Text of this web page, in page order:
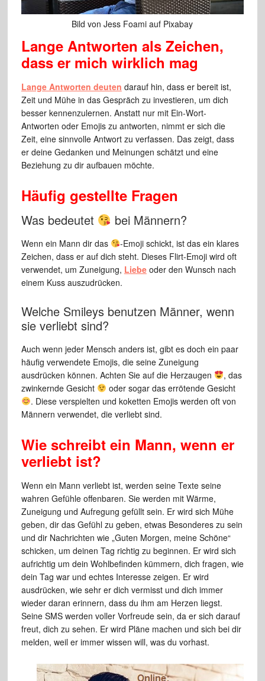
Bild von Jess Foami auf Pixabay
Lange Antworten als Zeichen,
dass er mich wirklich mag
Lange Antworten deuten darauf hin, dass er bereit ist,
Zeit und Mühe in das Gespräch zu investieren, um dich
besser kennenzulernen. Anstatt nur mit Ein-Wort-
Antworten oder Emojis zu antworten, nimmt er sich die
Zeit, eine sinnvolle Antwort zu verfassen. Das zeigt, dass
er deine Gedanken und Meinungen schätzt und eine
Beziehung zu dir aufbauen möchte.
Häufig gestellte Fragen
Was bedeutet bei Männern?
Wenn ein Mann dir das
-Emoji schickt, ist das ein klares
Zeichen, dass er auf dich steht. Dieses Flirt-Emoji wird oft
verwendet, um Zuneigung, Liebeoder den Wunsch nach
einem Kuss auszudrücken.
Welche Smileys benutzen Männer, wenn
sie verliebt sind?
Auch wenn jeder Mensch anders ist, gibt es doch ein paar
häufig verwendete Emojis, die seine Zuneigung
ausdrücken können. Achten Sie auf die Herzaugen
, das
zwinkernde Gesicht
oder sogar das errötende Gesicht
. Diese verspielten und koketten Emojis werden oft von
Männern verwendet, die verliebt sind.
Wie schreibt ein Mann, wenn er
verliebt ist?
Wenn ein Mann verliebt ist, werden seine Texte seine
wahren Gefühle offenbaren. Sie werden mit Wärme,
Zuneigung und Aufregung gefüllt sein. Er wird sich Mühe
geben, dir das Gefühl zu geben, etwas Besonderes zu sein
und dir Nachrichten wie „Guten Morgen, meine Schöne“
schicken, um deinen Tag richtig zu beginnen. Er wird sich
aufrichtig um dein Wohlbefinden kümmern, dich fragen, wie
dein Tag war und echtes Interesse zeigen. Er wird
ausdrücken, wie sehr er dich vermisst und dich immer
wieder daran erinnern, dass du ihm am Herzen liegst.
Seine SMS werden voller Vorfreude sein, da er sich darauf
freut, dich zu sehen. Er wird Pläne machen und sich bei dir
melden, weil er immer wissen will, was du vorhast.